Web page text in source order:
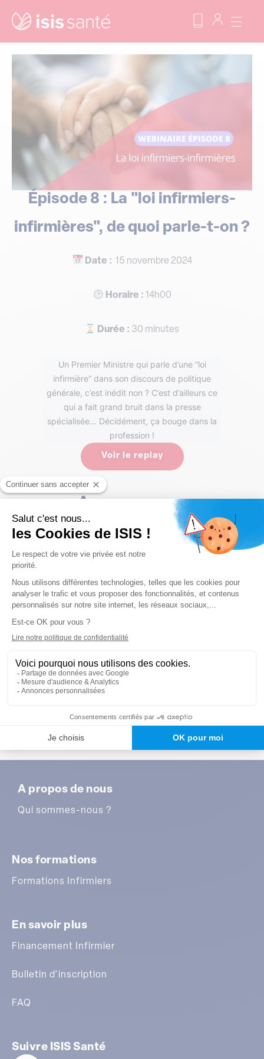
Épisode 8 : La "loi infirmiers-
infirmières", de quoi parle-t-on ?
Date : 15 novembre 2024
Horaire : 14h00
Durée : 30 minutes
Un Premier Ministre qui parle d’une “loi
infirmière” dans son discours de politique
générale, c’est inédit non ? C’est d’ailleurs ce
qui a fait grand bruit dans la presse
spécialisée… Décidément, ça bouge dans la
profession !
Voir le replay
Au programme
Alors, quelles sont les pistes à l’étude dans cette
loi qui s’annonce fondatrice pour notre exercice ?
Prévention, coordination, autonomie, consultation
À partir de quand ?
Voir le replay
Notre Experte
Laurence Brunelle: Directrice pédagogique chez
Isis Santé
A propos de nous
Qui sommes-nous ?
Nos formations
Formations Infirmiers
En savoir plus
Financement Infirmier
Bulletin d’inscription
FAQ
Suivre ISIS Santé